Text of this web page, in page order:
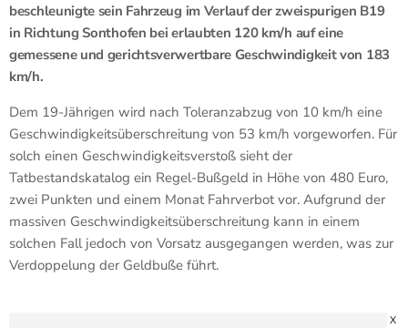
beschleunigte sein Fahrzeug im Verlauf der zweispurigen B19
in Richtung Sonthofen bei erlaubten 120 km/h auf eine
gemessene und gerichtsverwertbare Geschwindigkeit von 183
km/h.
Dem 19-Jährigen wird nach Toleranzabzug von 10 km/h eine
Geschwindigkeitsüberschreitung von 53 km/h vorgeworfen. Für
solch einen Geschwindigkeitsverstoß sieht der
Tatbestandskatalog ein Regel-Bußgeld in Höhe von 480 Euro,
zwei Punkten und einem Monat Fahrverbot vor. Aufgrund der
massiven Geschwindigkeitsüberschreitung kann in einem
solchen Fall jedoch von Vorsatz ausgegangen werden, was zur
Verdoppelung der Geldbuße führt.
X